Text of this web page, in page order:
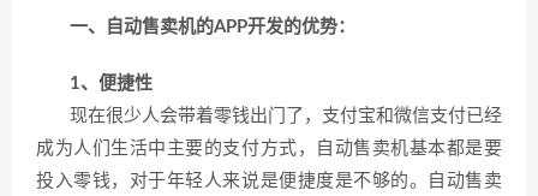
一、自动售卖机的APP开发的优势：
1、便捷性
现在很少人会带着零钱出门了，支付宝和微信支付已经
成为人们生活中主要的支付方式，自动售卖机基本都是要
投入零钱，对于年轻人来说是便捷度是不够的。自动售卖